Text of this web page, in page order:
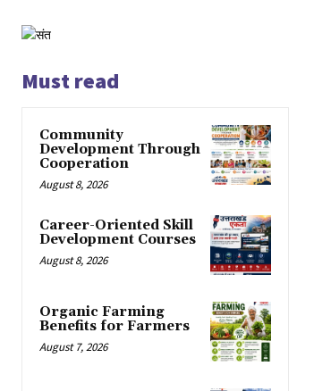
Must read
Community
Development Through
Cooperation
August 8, 2026
Career-Oriented Skill
Development Courses
August 8, 2026
Organic Farming
Benefits for Farmers
August 7, 2026